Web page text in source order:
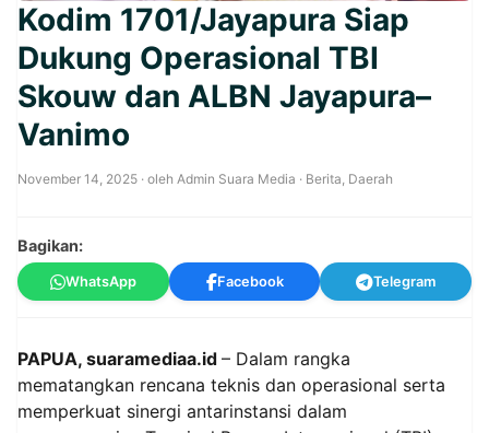
Kodim 1701/Jayapura Siap
Dukung Operasional TBI
Skouw dan ALBN Jayapura–
Vanimo
November 14, 2025 · oleh Admin Suara Media · Berita, Daerah
Bagikan:
WhatsApp Facebook Telegram
PAPUA, suaramediaa.id – Dalam rangka
mematangkan rencana teknis dan operasional serta
memperkuat sinergi antarinstansi dalam